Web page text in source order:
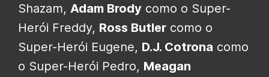
Shazam, Adam Brody como o Super-
Herói Freddy, Ross Butler como o
Super-Herói Eugene, D.J. Cotrona como
o Super-Herói Pedro, Meagan